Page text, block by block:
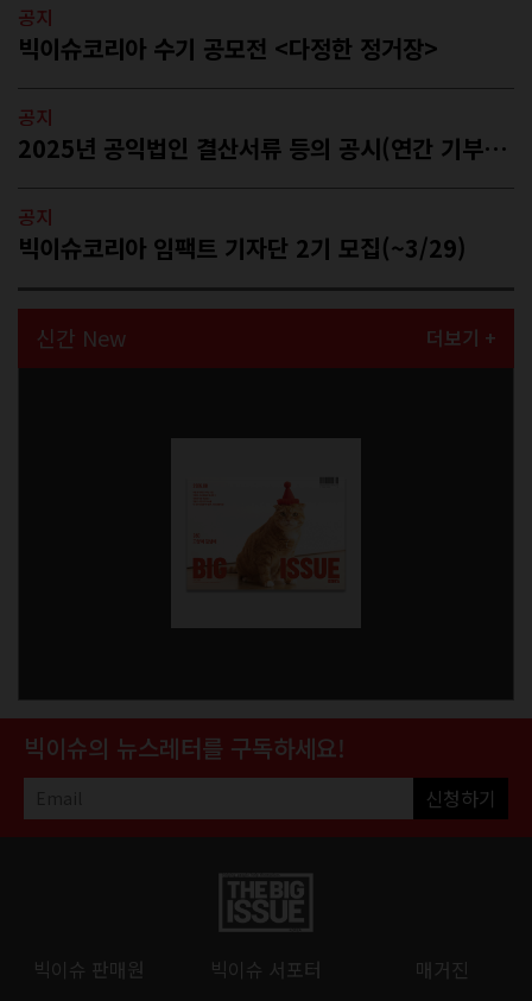
공지
빅이슈코리아 수기 공모전 <다정한 정거장>
공지
2025년 공익법인 결산서류 등의 공시(연간 기부금 모금액 및 활용실적 포함)
공지
빅이슈코리아 임팩트 기자단 2기 모집(~3/29)
신간 New 더보기 +
빅이슈의 뉴스레터를 구독하세요!
신청하기
빅이슈 판매원 빅이슈 서포터
매거진